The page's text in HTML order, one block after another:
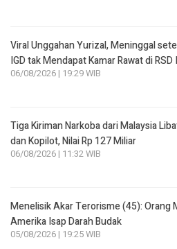
Viral Unggahan Yurizal, Meninggal
IGD tak Mendapat Kamar Rawat di
06/08/2026 | 19:29 WIB
Tiga Kiriman Narkoba dari Malaysia
dan Kopilot, Nilai Rp 127 Miliar
06/08/2026 | 11:32 WIB
Menelisik Akar Terorisme (45): Orang
Amerika Isap Darah Budak
05/08/2026 | 19:25 WIB